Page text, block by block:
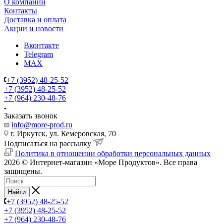
Контакты
Доставка и оплата
Акции и новости
Вконтакте
Telegram
MAX
+7 (3952) 48-25-52
+7 (3952) 48-25-52
+7 (964) 230-48-76
Заказать звонок
info@more-prod.ru
г. Иркутск, ул. Кемеровская, 70
Подписаться на рассылку
Политика в отношении обработки персональных данных
2026 © Интернет-магазин «Море Продуктов». Все права
защищены.
Найти
+7 (3952) 48-25-52
+7 (3952) 48-25-52
+7 (964) 230-48-76